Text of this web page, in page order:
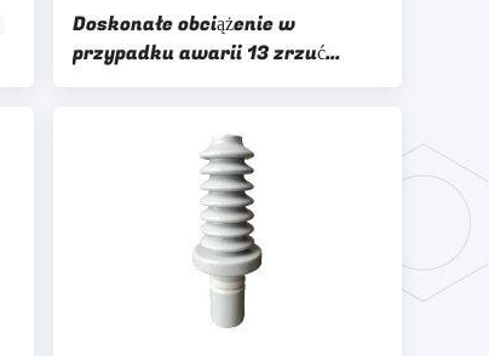
Doskonałe obciążenie w
przypadku awarii 13 zrzuć
tuleję izolowaną gazem 33kv